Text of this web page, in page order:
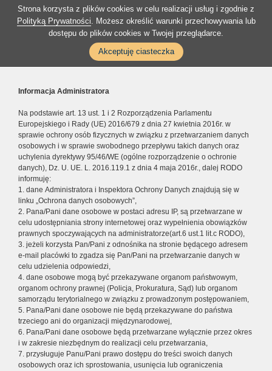
Strona korzysta z plików cookies w celu realizacji usług i zgodnie z
Polityką Prywatności. Możesz określić warunki przechowywania lub
dostępu do plików cookies w Twojej przeglądarce.
Akceptuję ciasteczka
Informacja Administratora
Na podstawie art. 13 ust. 1 i 2 Rozporządzenia Parlamentu
Europejskiego i Rady (UE) 2016/679 z dnia 27 kwietnia 2016r. w
sprawie ochrony osób fizycznych w związku z przetwarzaniem danych
osobowych i w sprawie swobodnego przepływu takich danych oraz
uchylenia dyrektywy 95/46/WE (ogólne rozporządzenie o ochronie
danych), Dz. U. UE. L. 2016.119.1 z dnia 4 maja 2016r., dalej RODO
informuję:
1. dane Administratora i Inspektora Ochrony Danych znajdują się w
linku „Ochrona danych osobowych”,
2. Pana/Pani dane osobowe w postaci adresu IP, są przetwarzane w
celu udostępniania strony internetowej oraz wypełnienia obowiązków
prawnych spoczywających na administratorze(art.6 ust.1 lit.c RODO),
3. jeżeli korzysta Pan/Pani z odnośnika na stronie będącego adresem
e-mail placówki to zgadza się Pan/Pani na przetwarzanie danych w
celu udzielenia odpowiedzi,
4. dane osobowe mogą być przekazywane organom państwowym,
organom ochrony prawnej (Policja, Prokuratura, Sąd) lub organom
samorządu terytorialnego w związku z prowadzonym postępowaniem,
5. Pana/Pani dane osobowe nie będą przekazywane do państwa
trzeciego ani do organizacji międzynarodowej,
6. Pana/Pani dane osobowe będą przetwarzane wyłącznie przez okres
i w zakresie niezbędnym do realizacji celu przetwarzania,
7. przysługuje Panu/Pani prawo dostępu do treści swoich danych
osobowych oraz ich sprostowania, usunięcia lub ograniczenia